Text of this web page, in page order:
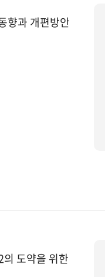
향과 개편방안
도약을 위한